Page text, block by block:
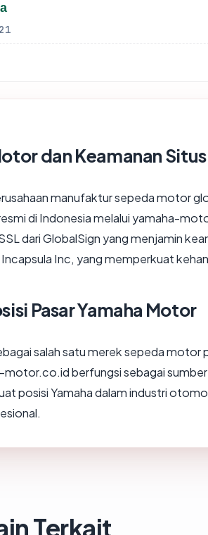
dan Keamanan Situs
manufaktur sepeda motor
di Indonesia melalui yamaha-
dari GlobalSign yang menjamin
Inc, yang memperkuat
Pasar Yamaha Motor
salah satu merek sepeda motor
berfungsi sebagai
posisi Yamaha dalam industri
Terkait